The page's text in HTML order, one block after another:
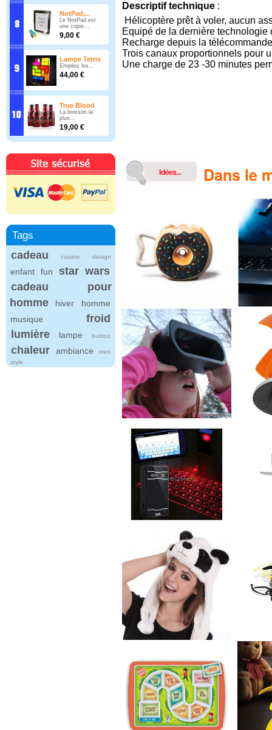
NotPad,...
Le NotPad est
une copie...
9,00 €
Lampe Tetris
Empilez les...
44,00 €
True Blood
La boisson la
plus...
19,00 €
Tags
cadeau cuisine design
enfant fun
star wars
cadeau pour
homme
hiver
homme
musique
froid
lumière
lampe buldoz
chaleur ambiance
rires
style
Descriptif technique :
Hélicoptère prêt à voler, aucun
Equipé de la dernière
Recharge depuis la
Trois canaux proportionnels pour
Une charge de 23 -30 minutes
Dans le